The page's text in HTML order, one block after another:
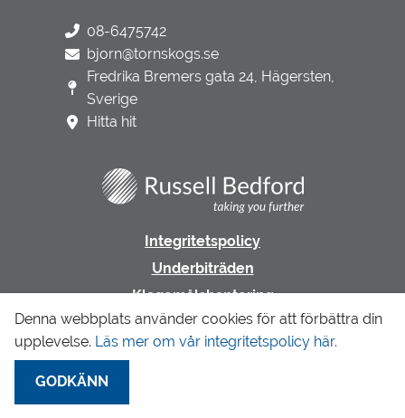
08-6475742
bjorn@tornskogs.se
Fredrika Bremers gata 24, Hägersten,
Sverige
Hitta hit
Integritetspolicy
Underbiträden
Klagomålshantering
Gå till LR Revision & Redovisning
Denna webbplats använder cookies för att förbättra din
upplevelse.
Läs mer om vår integritetspolicy här.
GODKÄNN